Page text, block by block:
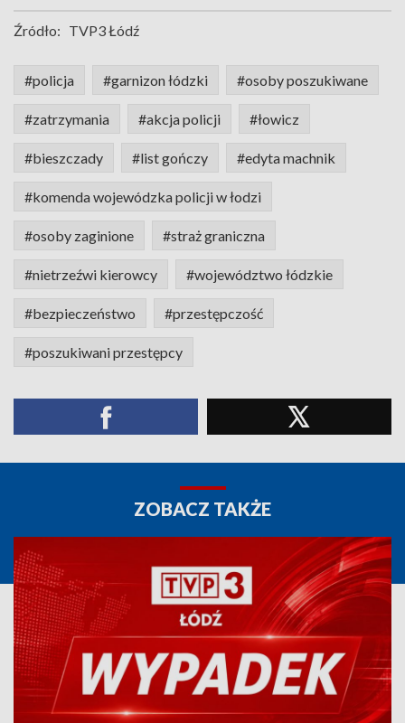
Źródło: TVP3 Łódź
#policja #garnizon łódzki #osoby poszukiwane
#zatrzymania #akcja policji #łowicz
#bieszczady #list gończy #edyta machnik
#komenda wojewódzka policji w łodzi
#osoby zaginione #straż graniczna
#nietrzeźwi kierowcy #województwo łódzkie
#bezpieczeństwo #przestępczość
#poszukiwani przestępcy
ZOBACZ TAKŻE